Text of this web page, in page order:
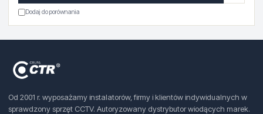
Dodaj do porównania
Od 2001 r. wyposażamy instalatorów, firmy i klientów indywidualnych w
sprawdzony sprzęt CCTV. Autoryzowany dystrybutor wiodących marek.